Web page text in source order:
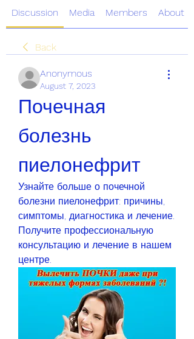
Discussion Media Members About
Back
Anonymous
August 7, 2023
Почечная
болезнь
пиелонефрит
Узнайте больше о почечной
болезни пиелонефрит: причины,
симптомы, диагностика и лечение.
Получите профессиональную
консультацию и лечение в нашем
центре.